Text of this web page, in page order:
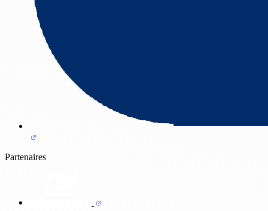
Partenaires